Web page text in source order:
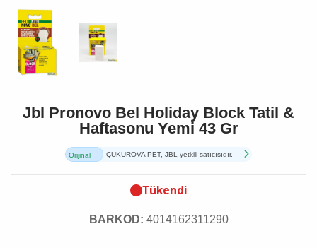
Jbl Pronovo Bel Holiday Block Tatil &
Haftasonu Yemi 43 Gr
Orijinal
ÇUKUROVA PET, JBL yetkili satıcısıdır.
Tükendi
BARKOD: 4014162311290